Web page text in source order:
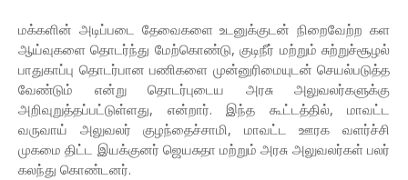
மக்களின் அடிப்படை தேவைகளை உடனுக்குடன் நிறைவேற்ற கள
ஆய்வுகளை தொடர்ந்து மேற்கொண்டு, குடிநீர் மற்றும் சுற்றுச்சூழல்
பாதுகாப்பு தொடர்பான பணிகளை முன்னுரிமையுடன் செயல்படுத்த
வேண்டும் என்று தொடர்புடைய அரசு அலுவலர்களுக்கு
அறிவுறுத்தப்பட்டுள்ளது, என்றார். இந்த கூட்டத்தில், மாவட்ட
வருவாய் அலுவலர் குழந்தைச்சாமி, மாவட்ட ஊரக வளர்ச்சி
முகமை திட்ட இயக்குனர் ஜெயசுதா மற்றும் அரசு அலுவலர்கள் பலர்
கலந்து கொண்டனர்.